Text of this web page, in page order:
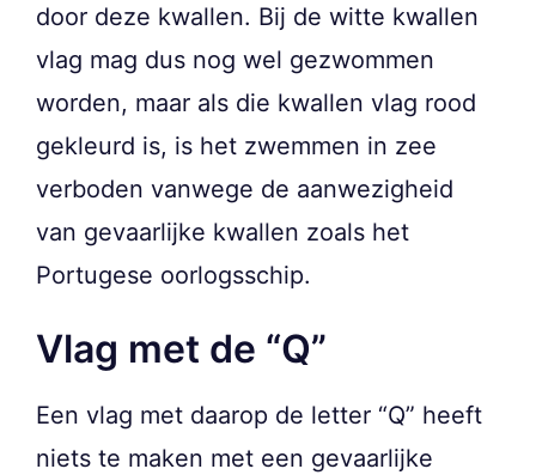
door deze kwallen. Bij de witte kwallen
vlag mag dus nog wel gezwommen
worden, maar als die kwallen vlag rood
gekleurd is, is het zwemmen in zee
verboden vanwege de aanwezigheid
van gevaarlijke kwallen zoals het
Portugese oorlogsschip.
Vlag met de “Q”
Een vlag met daarop de letter “Q” heeft
niets te maken met een gevaarlijke